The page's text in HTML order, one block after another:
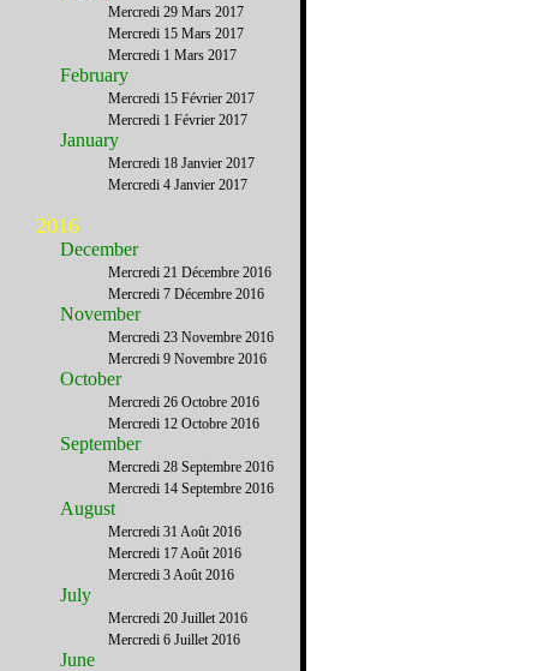
Mercredi 29 Mars 2017
Mercredi 15 Mars 2017
Mercredi 1 Mars 2017
February
Mercredi 15 Février 2017
Mercredi 1 Février 2017
January
Mercredi 18 Janvier 2017
Mercredi 4 Janvier 2017
2016
December
Mercredi 21 Décembre 2016
Mercredi 7 Décembre 2016
November
Mercredi 23 Novembre 2016
Mercredi 9 Novembre 2016
October
Mercredi 26 Octobre 2016
Mercredi 12 Octobre 2016
September
Mercredi 28 Septembre 2016
Mercredi 14 Septembre 2016
August
Mercredi 31 Août 2016
Mercredi 17 Août 2016
Mercredi 3 Août 2016
July
Mercredi 20 Juillet 2016
Mercredi 6 Juillet 2016
June